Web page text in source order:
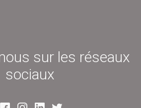
sur les réseaux
sociaux